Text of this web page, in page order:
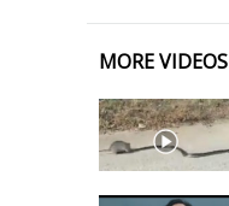
MORE VIDEOS